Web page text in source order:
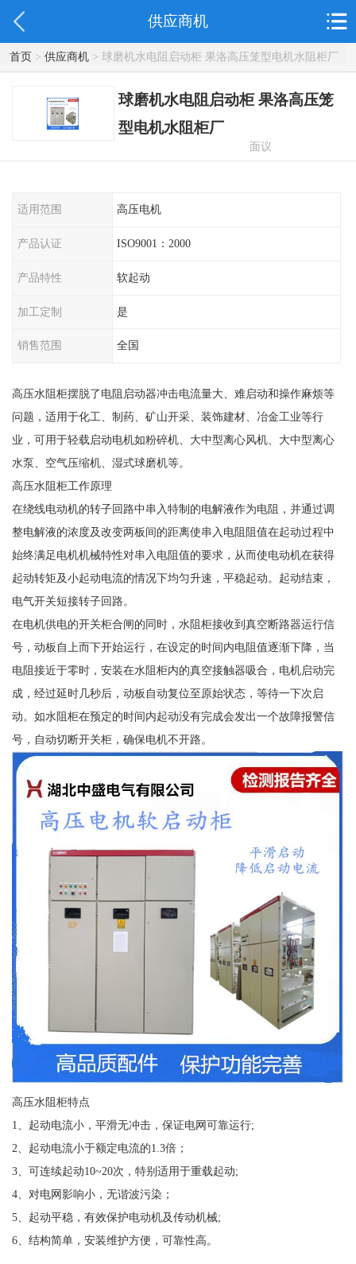
供应商机
首页> 供应商机> 球磨机水电阻启动柜 果洛高压笼型电机水阻柜厂
球磨机水电阻启动柜 果洛高压笼
型电机水阻柜厂
面议
适用范围 高压电机
产品认证 ISO9001：2000
产品特性 软起动
加工定制 是
销售范围 全国
高压水阻柜摆脱了电阻启动器冲击电流量大、难启动和操作麻烦等
问题，适用于化工、制药、矿山开采、装饰建材、冶金工业等行
业，可用于轻载启动电机如粉碎机、大中型离心风机、大中型离心
水泵、空气压缩机、湿式球磨机等。
高压水阻柜工作原理
在绕线电动机的转子回路中串入特制的电解液作为电阻，并通过调
整电解液的浓度及改变两板间的距离使串入电阻阻值在起动过程中
始终满足电机机械特性对串入电阻值的要求，从而使电动机在获得
起动转矩及小起动电流的情况下均匀升速，平稳起动。起动结束，
电气开关短接转子回路。
在电机供电的开关柜合闸的同时，水阻柜接收到真空断路器运行信
号，动板自上而下开始运行，在设定的时间内电阻值逐渐下降，当
电阻接近于零时，安装在水阻柜内的真空接触器吸合，电机启动完
成，经过延时几秒后，动板自动复位至原始状态，等待一下次启
动。如水阻柜在预定的时间内起动没有完成会发出一个故障报警信
号，自动切断开关柜，确保电机不开路。
高压水阻柜特点
1、起动电流小，平滑无冲击，保证电网可靠运行;
2、起动电流小于额定电流的1.3倍；
3、可连续起动10~20次，特别适用于重载起动;
4、对电网影响小，无谐波污染；
5、起动平稳，有效保护电动机及传动机械;
6、结构简单，安装维护方便，可靠性高。